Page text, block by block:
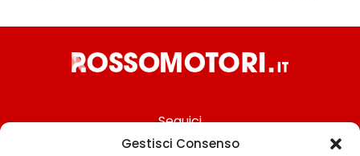
Gestisci Consenso
Seguici